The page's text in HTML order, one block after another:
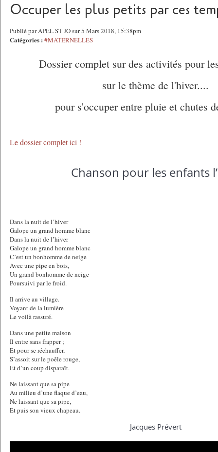
Occuper les plus petits par ces
Publié par APEL ST JO sur 5 Mars 2018, 15:38pm
Catégories : #MATERNELLES
Dossier complet sur des activités pour
sur le thème de l'hiver....
pour s'occuper entre pluie et chutes
Le dossier complet ici !
Chanson pour les enfants
Dans la nuit de l’hiver
Galope un grand homme blanc
Dans la nuit de l’hiver
Galope un grand homme blanc
C’est un bonhomme de neige
Avec une pipe en bois,
Un grand bonhomme de neige
Poursuivi par le froid.
Il arrive au village.
Voyant de la lumière
Le voilà rassuré.
Dans une petite maison
Il entre sans frapper ;
Et pour se réchauffer,
S’assoit sur le poêle rouge,
Et d’un coup disparaît.
Ne laissant que sa pipe
Au milieu d’une flaque d’eau,
Ne laissant que sa pipe,
Et puis son vieux chapeau.
Jacques Prévert